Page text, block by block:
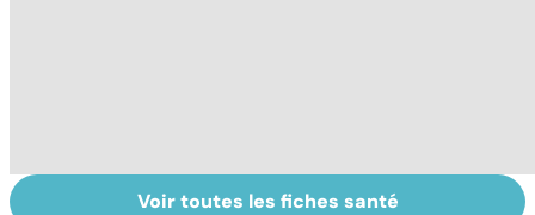
Voir toutes les fiches santé